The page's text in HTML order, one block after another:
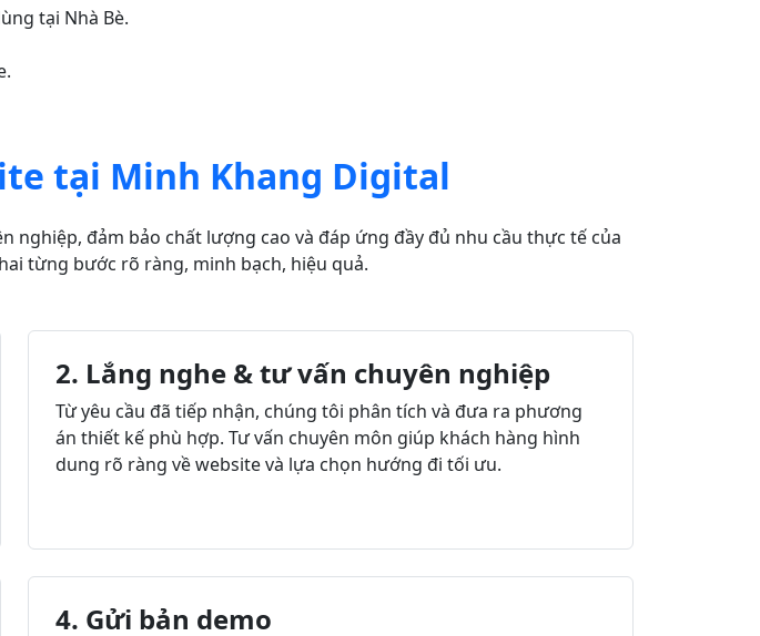
tại Nhà Bè.
tại Minh Khang Digital
đảm bảo chất lượng cao và đáp ứng đầy đủ nhu cầu thực tế của
từng bước rõ ràng, minh bạch, hiệu quả.
2. Lắng nghe & tư vấn chuyên nghiệp
Từ yêu cầu đã tiếp nhận, chúng tôi phân tích và đưa ra phương
án thiết kế phù hợp. Tư vấn chuyên môn giúp khách hàng hình
dung rõ ràng về website và lựa chọn hướng đi tối ưu.
4. Gửi bản demo